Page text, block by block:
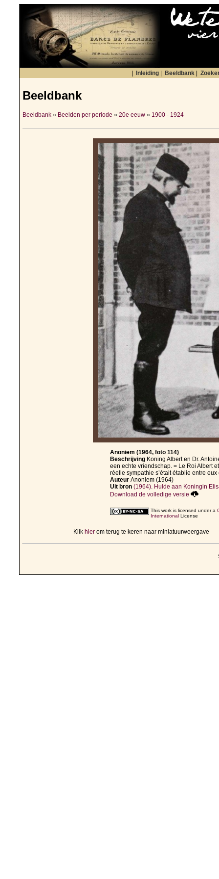
Inleiding Beeldbank
Beeldbank
Beeldbank » Beelden per periode » 20e eeuw » 1900 - 1924
Anoniem (1964, foto 114)
Beschrijving Koning Albert en Dr.
een echte vriendschap. = Le Roi Albert
réelle sympathie s’était établie entre
Auteur Anoniem (1964)
Uit bron (1964). Hulde aan Koningin
Download de volledige versie
This work is licensed under a
International License
Klik hier om terug te keren naar miniatuurweergave